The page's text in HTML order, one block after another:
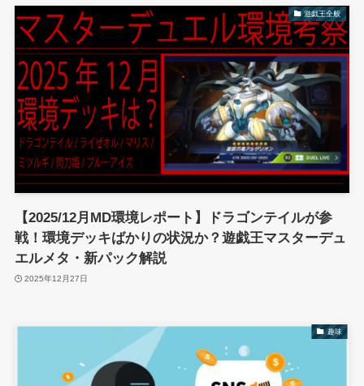
遊戯王全般
【2025/12月MD環境レポート】ドラゴンテイルが参
戦！環境デッキばかりの状況か？遊戯王マスターデュ
エルメタ・新パック解説
2025年12月27日
趣味